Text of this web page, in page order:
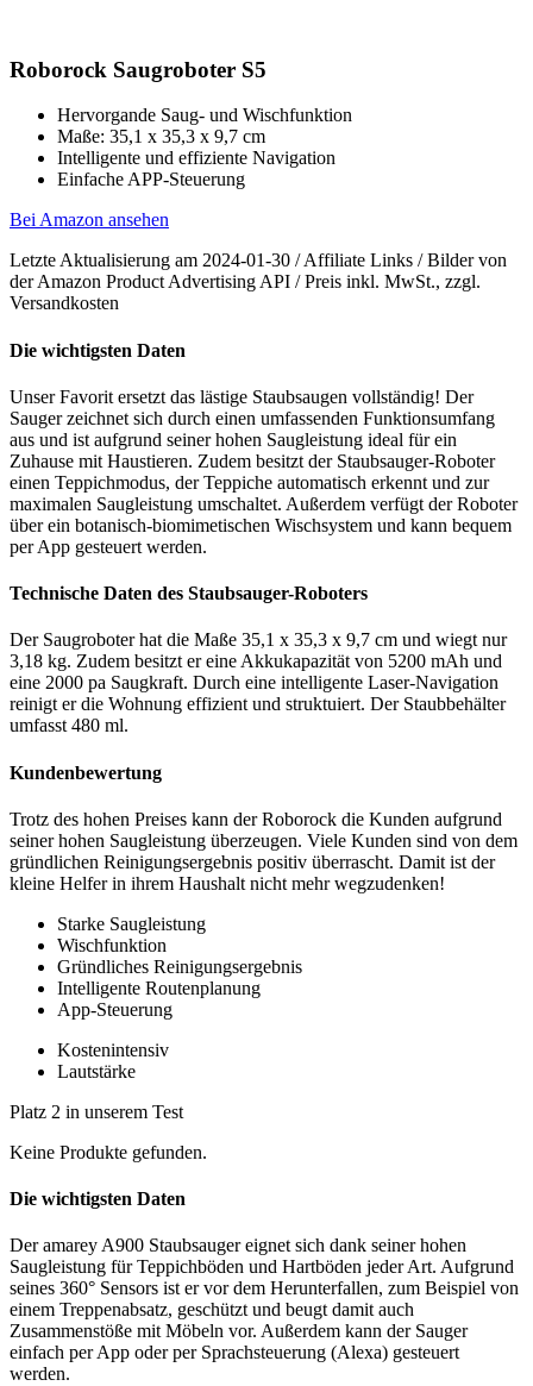
Roborock Saugroboter S5
Hervorgande Saug- und Wischfunktion
Maße: 35,1 x 35,3 x 9,7 cm
Intelligente und effiziente Navigation
Einfache APP-Steuerung
Bei Amazon ansehen
Letzte Aktualisierung am 2024-01-30 / Affiliate Links / Bilder von
der Amazon Product Advertising API / Preis inkl. MwSt., zzgl.
Versandkosten
Die wichtigsten Daten
Unser Favorit ersetzt das lästige Staubsaugen vollständig! Der
Sauger zeichnet sich durch einen umfassenden Funktionsumfang
aus und ist aufgrund seiner hohen Saugleistung ideal für ein
Zuhause mit Haustieren. Zudem besitzt der Staubsauger-Roboter
einen Teppichmodus, der Teppiche automatisch erkennt und zur
maximalen Saugleistung umschaltet. Außerdem verfügt der Roboter
über ein botanisch-biomimetischen Wischsystem und kann bequem
per App gesteuert werden.
Technische Daten des Staubsauger-Roboters
Der Saugroboter hat die Maße 35,1 x 35,3 x 9,7 cm und wiegt nur
3,18 kg. Zudem besitzt er eine Akkukapazität von 5200 mAh und
eine 2000 pa Saugkraft. Durch eine intelligente Laser-Navigation
reinigt er die Wohnung effizient und struktuiert. Der Staubbehälter
umfasst 480 ml.
Kundenbewertung
Trotz des hohen Preises kann der Roborock die Kunden aufgrund
seiner hohen Saugleistung überzeugen. Viele Kunden sind von dem
gründlichen Reinigungsergebnis positiv überrascht. Damit ist der
kleine Helfer in ihrem Haushalt nicht mehr wegzudenken!
Starke Saugleistung
Wischfunktion
Gründliches Reinigungsergebnis
Intelligente Routenplanung
App-Steuerung
Kostenintensiv
Lautstärke
Platz 2 in unserem Test
Keine Produkte gefunden.
Die wichtigsten Daten
Der amarey A900 Staubsauger eignet sich dank seiner hohen
Saugleistung für Teppichböden und Hartböden jeder Art. Aufgrund
seines 360° Sensors ist er vor dem Herunterfallen, zum Beispiel von
einem Treppenabsatz, geschützt und beugt damit auch
Zusammenstöße mit Möbeln vor. Außerdem kann der Sauger
einfach per App oder per Sprachsteuerung (Alexa) gesteuert
werden.